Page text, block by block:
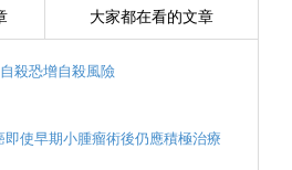
大家都在看的文章
殺恐增自殺風險
即使早期小腫瘤術後仍應積極治療